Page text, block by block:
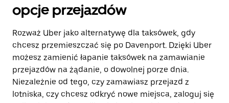
opcje przejazdów
Rozważ Uber jako alternatywę dla taksówek, gdy
chcesz przemieszczać się po Davenport. Dzięki Uber
możesz zamienić łapanie taksówek na zamawianie
przejazdów na żądanie, o dowolnej porze dnia.
Niezależnie od tego, czy zamawiasz przejazd z
lotniska, czy chcesz odkryć nowe miejsca, zaloguj się